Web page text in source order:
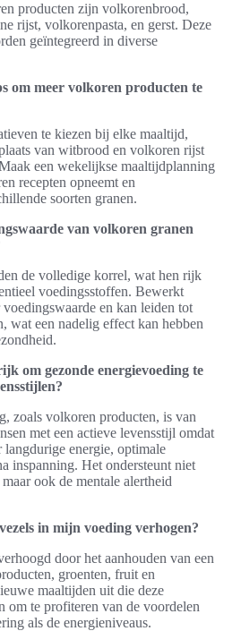
producten zijn volkorenbrood,
rijst, volkorenpasta, en gerst. Deze
geïntegreerd in diverse
om meer volkoren producten te
te kiezen bij elke maaltijd,
van witbrood en volkoren rijst
een wekelijkse maaltijdplanning
recepten opneemt en
soorten granen.
van volkoren granen
de volledige korrel, wat hen rijk
voedingsstoffen. Bewerkt
en kan leiden tot
wat een nadelig effect kan hebben
om gezonde energievoeding te
zoals volkoren producten, is van
met een actieve levensstijl omdat
energie, optimale
inspanning. Het ondersteunt niet
ook de mentale alertheid
in mijn voeding verhogen?
door het aanhouden van een
groenten, fruit en
maaltijden uit die deze
om te profiteren van de voordelen
als de energieniveaus.